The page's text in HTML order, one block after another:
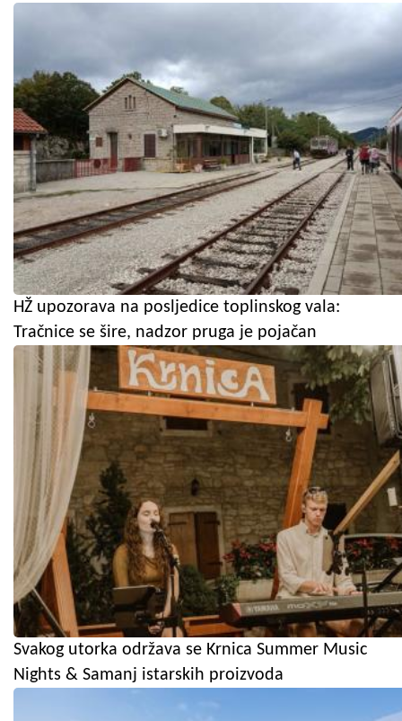
HŽ upozorava na posljedice toplinskog vala:
Tračnice se šire, nadzor pruga je pojačan
Svakog utorka održava se Krnica Summer Music
Nights & Samanj istarskih proizvoda